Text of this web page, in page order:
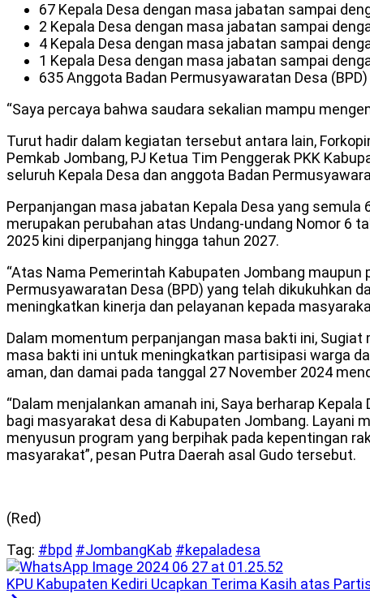
67 Kepala Desa dengan masa jabatan sampai
2 Kepala Desa dengan masa jabatan sampai
4 Kepala Desa dengan masa jabatan sampai
1 Kepala Desa dengan masa jabatan sampai
635 Anggota Badan Permusyawaratan Desa
“Saya percaya bahwa saudara sekalian mampu
Turut hadir dalam kegiatan tersebut antara lain,
Pemkab Jombang, PJ Ketua Tim Penggerak PKK
seluruh Kepala Desa dan anggota Badan
Perpanjangan masa jabatan Kepala Desa yang
merupakan perubahan atas Undang-undang Nomor 6
2025 kini diperpanjang hingga tahun 2027.
“Atas Nama Pemerintah Kabupaten Jombang
Permusyawaratan Desa (BPD) yang telah dikukuhkan
meningkatkan kinerja dan pelayanan kepada
Dalam momentum perpanjangan masa bakti ini,
masa bakti ini untuk meningkatkan partisipasi warga
aman, dan damai pada tanggal 27 November 2024
“Dalam menjalankan amanah ini, Saya berharap
bagi masyarakat desa di Kabupaten Jombang. Layani
menyusun program yang berpihak pada kepentingan
masyarakat”, pesan Putra Daerah asal Gudo tersebut.
(Red)
Tag: #bpd #JombangKab #kepaladesa
KPU Kabupaten Kediri Ucapkan Terima Kasih atas